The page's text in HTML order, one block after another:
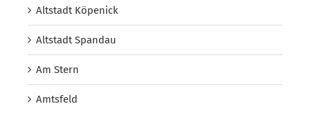
Altstadt Köpenick
Altstadt Spandau
Am Stern
Amtsfeld